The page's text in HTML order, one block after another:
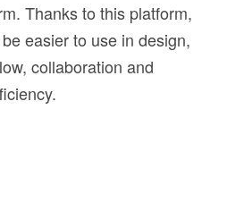
Thanks to this platform,
easier to use in design,
collaboration and